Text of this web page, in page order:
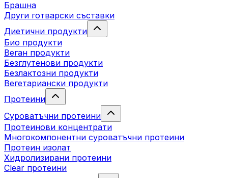
Брашна
Други готварски съставки
Диетични продукти
Био продукти
Веган продукти
Безглутенови продукти
Безлактозни продукти
Вегетариански продукти
Протеини
Суроватъчни протеини
Протеинови концентрати
Многокомпонентни суроватъчни протеини
Протеин изолат
Хидролизирани протеини
Clear протеини